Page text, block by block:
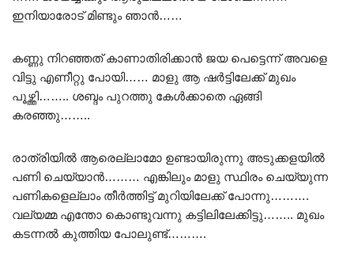
ഇനിയാരോട് മിണ്ടും ഞാൻ……
കണ്ണു നിറഞ്ഞത് കാണാതിരിക്കാൻ ജയ പെട്ടെന്ന് അവളെ
വിട്ടു എണീറ്റു പോയി…… മാളു ആ ഷർട്ടിലേക്ക് മുഖം
പൂഴ്ത്തി…….. ശബ്ദം പുറത്തു കേൾക്കാതെ ഏങ്ങി
കരഞ്ഞു……..
രാത്രിയിൽ ആരെല്ലാമോ ഉണ്ടായിരുന്നു അടുക്കളയിൽ
പണി ചെയ്യാൻ……… എങ്കിലും മാളു സ്ഥിരം ചെയ്യുന്ന
പണികളെല്ലാം തീർത്തിട്ട് മുറിയിലേക്ക് പോന്നു……….
വല്യമ്മ എന്തോ കൊണ്ടുവന്നു കട്ടിലിലേക്കിട്ടു…….. മുഖം
കടന്നൽ കുത്തിയ പോലുണ്ട്……….